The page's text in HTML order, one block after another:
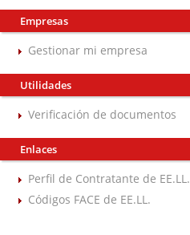
Empresas
Gestionar mi empresa
Utilidades
Verificación de documentos
Enlaces
Perfil de Contratante de EE.LL.
Códigos FACE de EE.LL.